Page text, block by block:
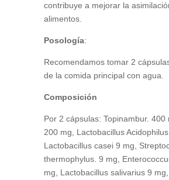
contribuye a mejorar la
alimentos.
Posología:
Recomendamos tomar 2
de la comida principal con agua.
Composición
Por 2 cápsulas: Topinambur. 400
200 mg, Lactobacillus
Lactobacillus casei 9 mg,
thermophylus. 9 mg,
mg, Lactobacillus salivarius 9 mg,